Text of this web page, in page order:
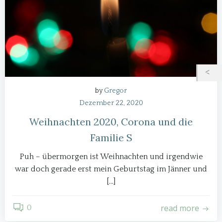
byGregor
Dezember 22, 2020
Weihnachten 2020, Corona und die
Familie S
Puh – übermorgen ist Weihnachten und irgendwie
war doch gerade erst mein Geburtstag im Jänner und
[…]
0 read more